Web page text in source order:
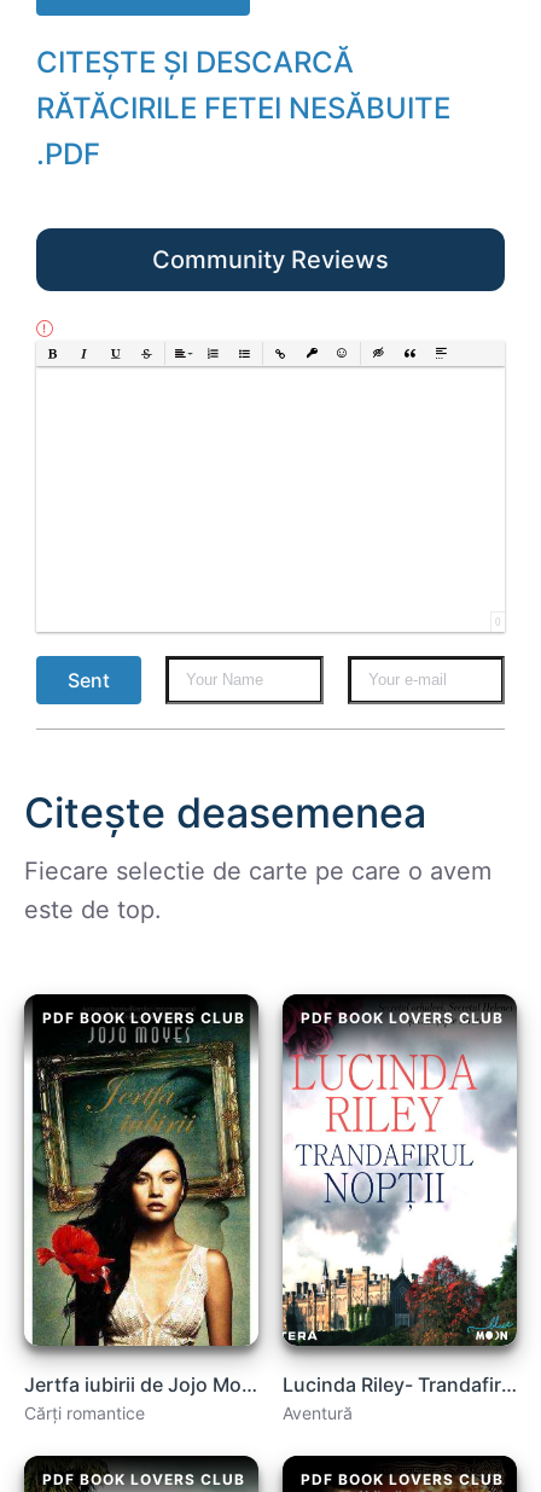
CITEȘTE ȘI DESCARCĂ
RĂTĂCIRILE FETEI NESĂBUITE
.PDF
Community Reviews
Bold Italic UnderlineStrikethrough
AlignOrdered List
Unordered List
Insert LinkInsert protected link
EmoticonsInsert hidden text
Insert Quote
Insert spoiler
0
Sent
Citește deasemenea
Fiecare selectie de carte pe care o avem
este de top.
PDF BOOK LOVERS CLUB
Jertfa iubirii de Jojo Moyes .PDF
Cărți romantice
PDF BOOK LOVERS CLUB
Lucinda Riley- Trandafirul Nopții carte .PDF
Aventură
PDF BOOK LOVERS CLUB PDF BOOK LOVERS CLUB